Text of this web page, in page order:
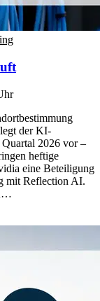
der KI-
2026 vor –
heftige
eine Beteiligung
mit Reflection AI.